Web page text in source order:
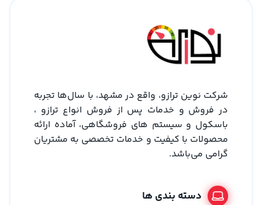
شرکت نوین ترازو، واقع در مشهد، با سال‌ها تجربه
در فروش و خدمات پس از فروش انواع ترازو ،
باسکول و سیستم های فروشگاهی، آماده ارائه
محصولات با کیفیت و خدمات تخصصی به مشتریان
گرامی می‌باشد.
دسته بندی ها